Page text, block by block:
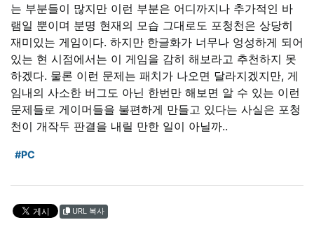
는 부분들이 많지만 이런 부분은 어디까지나 추가적인 바
램일 뿐이며 분명 현재의 모습 그대로도 포청천은 상당히
재미있는 게임이다. 하지만 한글화가 너무나 엉성하게 되어
있는 현 시점에서는 이 게임을 감히 해보라고 추천하지 못
하겠다. 물론 이런 문제는 패치가 나오면 달라지겠지만, 게
임내의 사소한 버그도 아닌 한번만 해보면 알 수 있는 이런
문제들로 게이머들을 불편하게 만들고 있다는 사실은 포청
천이 개작두 판결을 내릴 만한 일이 아닐까..
#PC
URL 복사